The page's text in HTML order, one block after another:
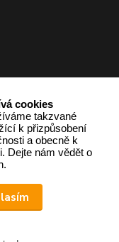
povinen vystavit
u správce daně online;
do 48 hodin.
cookies
takzvané
k přizpůsobení
a obecně k
Dejte nám vědět o